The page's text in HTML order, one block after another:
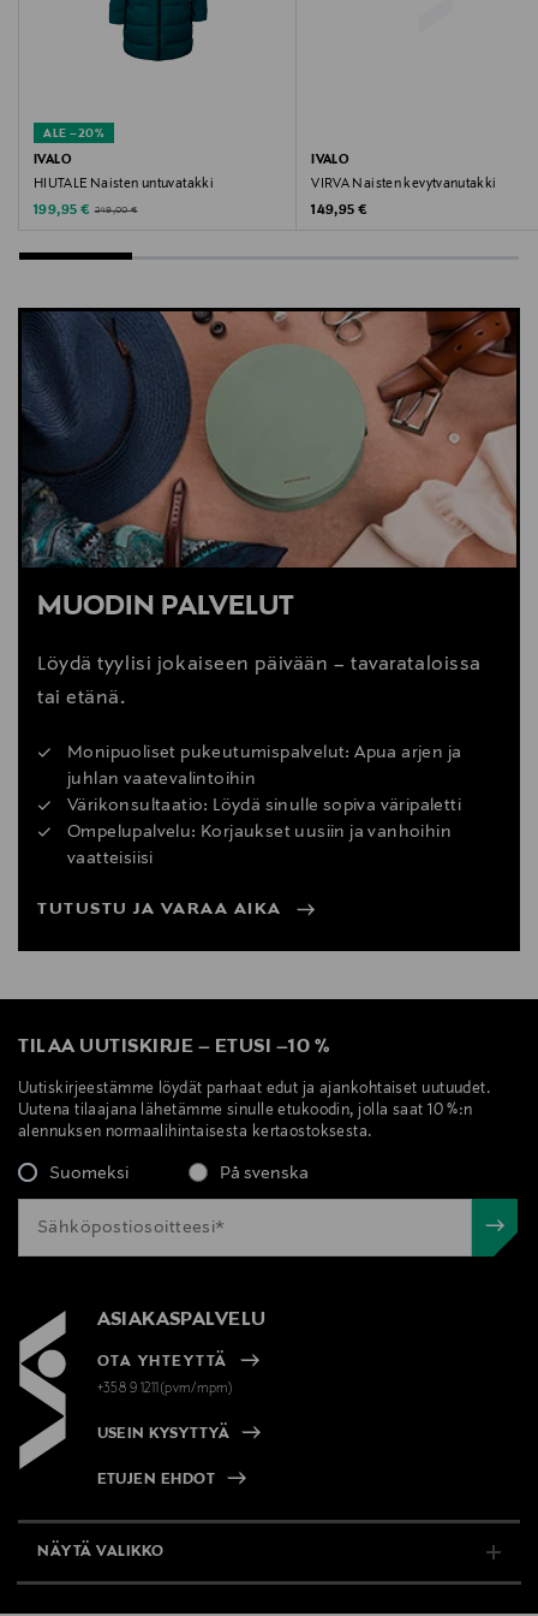
ALE –20%
IVALO
HIUTALE Naisten untuvatakki
Discounted Price
199,95 € Original Price
249,00 €
IVALO
VIRVA Naisten kevytvanutakki
Original Price
149,95 €
MUODIN PALVELUT
Löydä tyylisi jokaiseen päivään – tavarataloissa
tai etänä.
Monipuoliset pukeutumispalvelut: Apua arjen ja
juhlan vaatevalintoihin
Värikonsultaatio: Löydä sinulle sopiva väripaletti
Ompelupalvelu: Korjaukset uusiin ja vanhoihin
vaatteisiisi
TUTUSTU JA VARAA AIKA
TILAA UUTISKIRJE – ETUSI –10 %
Uutiskirjeestämme löydät parhaat edut ja ajankohtaiset uutuudet.
Uutena tilaajana lähetämme sinulle etukoodin, jolla saat 10 %:n
alennuksen normaalihintaisesta kertaostoksesta.
Suomeksi På svenska
ASIAKASPALVELU
OTA YHTEYTTÄ
+358 9 1211(pvm/mpm)
USEIN KYSYTTYÄ
ETUJEN EHDOT
NÄYTÄ VALIKKO